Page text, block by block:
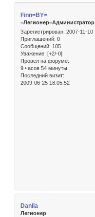
Finn=BY=
=Легионер=Администратор
Зарегистрирован: 2007-11-10
Приглашений: 0
Сообщений: 105
Уважение: [+2/-0]
Провел на форуме:
9 часов 54 минуты
Последний визит:
2009-06-25 18:05:52
Danila
Легионер